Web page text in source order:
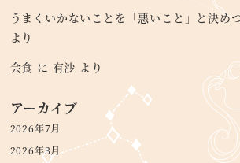
うまくいかないことを「悪いこと」と決め
より
会食 に 有沙 より
アーカイブ
2026年7月
2026年3月